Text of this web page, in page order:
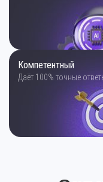
Компетентный
Даёт 100% точные